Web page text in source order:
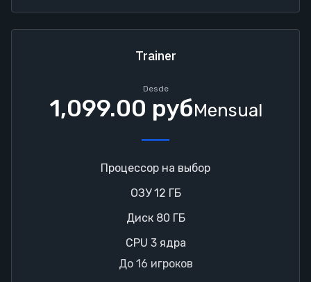
Trainer
Desde
1,099.00 рубMensual
Процессор на выбор
ОЗУ 12 ГБ
Диск 80 ГБ
CPU 3 ядра
До 16 игроков